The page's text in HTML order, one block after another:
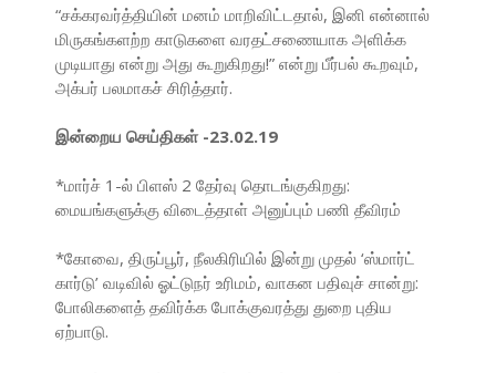
“சக்கரவர்த்தியின் மனம் மாறிவிட்டதால், இனி என்னால்
மிருகங்களற்ற காடுகளை வரதட்சணையாக அளிக்க
முடியாது என்று அது கூறுகிறது!” என்று பீர்பல் கூறவும்,
அக்பர் பலமாகச் சிரித்தார்.
இன்றைய செய்திகள் -23.02.19
*மார்ச் 1-ல் பிளஸ் 2 தேர்வு தொடங்குகிறது:
மையங்களுக்கு விடைத்தாள் அனுப்பும் பணி தீவிரம்
*கோவை, திருப்பூர், நீலகிரியில் இன்று முதல் ‘ஸ்மார்ட்
கார்டு’ வடிவில் ஓட்டுநர் உரிமம், வாகன பதிவுச் சான்று:
போலிகளைத் தவிர்க்க போக்குவரத்து துறை புதிய
ஏற்பாடு.